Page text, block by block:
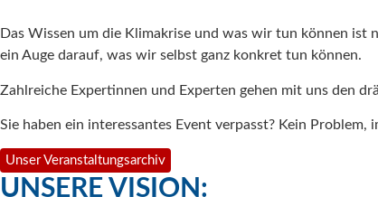
Das Wissen um die Klimakrise und was wir tun können ist
ein Auge darauf, was wir selbst ganz konkret tun können.
Zahlreiche Expertinnen und Experten gehen mit uns den
Sie haben ein interessantes Event verpasst? Kein
Unser Veranstaltungsarchiv
UNSERE VISION: